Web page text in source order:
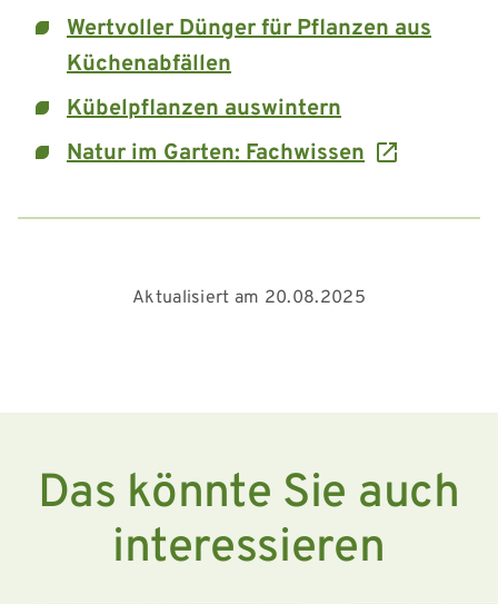
Wertvoller Dünger für Pflanzen aus
Küchenabfällen
Kübelpflanzen auswintern
Natur im Garten: Fachwissen
Aktualisiert am 20.08.2025
Das könnte Sie auch
interessieren